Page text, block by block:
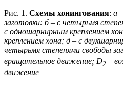
Рис. 1. Схемы хонингования: а
заготовки: б – с четырьмя
с одношарнирным креплением
креплением хона; д – с
четырьмя степенями свободы
вращательное движение; D2 –
движение